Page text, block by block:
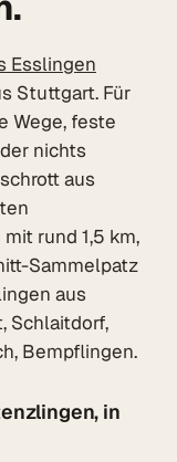
Esslingen
Stuttgart. Für
Wege, feste
nichts
aus
rund 1,5 km,
Sammelpatz
aus
Schlaitdorf,
Bempflingen.
in